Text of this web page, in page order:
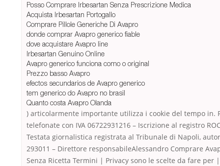
Posso Comprare Irbesartan Senza Prescrizione Medica
Acquista Irbesartan Portogallo
Comprare Pillole Generiche Di Avapro
donde comprar Avapro generico fiable
dove acquistare Avapro line
Irbesartan Genuino Online
Avapro generico funciona como o original
Prezzo basso Avapro
efectos secundarios de Avapro generico
tem generico do Avapro no brasil
Quanto costa Avapro Olanda
) articolarmente importante utilizza i cookie del tempo in.
telefonate con IVA 06722931216 – Iscrizione al registro
Testata giornalistica registrata al Tribunale di Napoli,
293011 – Direttore responsabileAlessandro Comprare
Senza Ricetta Termini | Privacy sono le scelte da fare per